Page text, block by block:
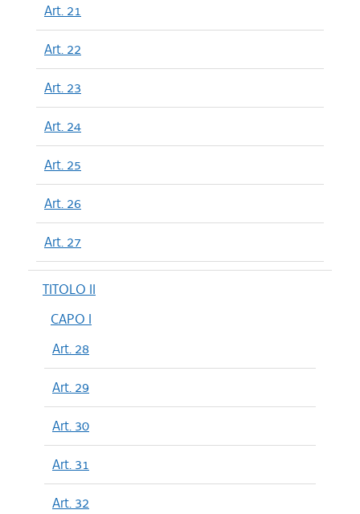
Art. 21
Art. 22
Art. 23
Art. 24
Art. 25
Art. 26
Art. 27
TITOLO II
CAPO I
Art. 28
Art. 29
Art. 30
Art. 31
Art. 32